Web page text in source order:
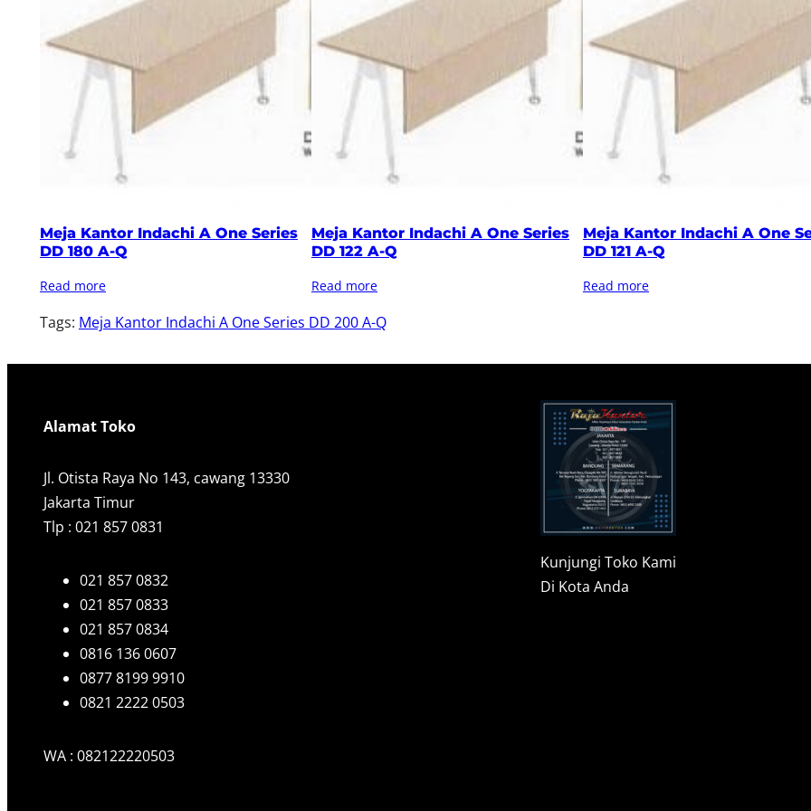
Meja Kantor Indachi A One Series
DD 180 A-Q
Read more
Meja Kantor Indachi A One Series
DD 122 A-Q
Read more
Meja Kantor Indachi A One
DD 121 A-Q
Read more
Tags: Meja Kantor Indachi A One Series DD 200 A-Q
Alamat Toko
Jl. Otista Raya No 143, cawang 13330
Jakarta Timur
Tlp : 021 857 0831
021 857 0832
021 857 0833
021 857 0834
0816 136 0607
0877 8199 9910
0821 2222 0503
WA : 082122220503
Kunjungi Toko Kami
Di Kota Anda